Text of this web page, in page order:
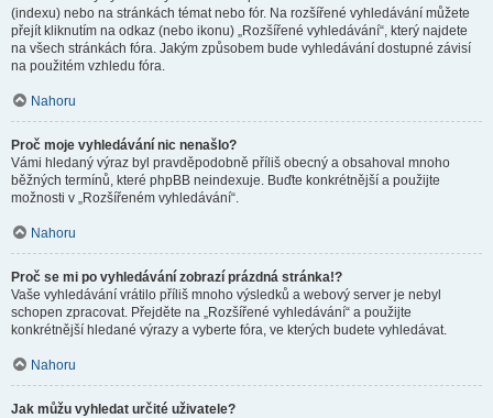
(indexu) nebo na stránkách témat nebo fór. Na rozšířené vyhledávání můžete
přejít kliknutím na odkaz (nebo ikonu) „Rozšířené vyhledávání“, který najdete
na všech stránkách fóra. Jakým způsobem bude vyhledávání dostupné závisí
na použitém vzhledu fóra.
Nahoru
Proč moje vyhledávání nic nenašlo?
Vámi hledaný výraz byl pravděpodobně příliš obecný a obsahoval mnoho
běžných termínů, které phpBB neindexuje. Buďte konkrétnější a použijte
možnosti v „Rozšířeném vyhledávání“.
Nahoru
Proč se mi po vyhledávání zobrazí prázdná stránka!?
Vaše vyhledávání vrátilo příliš mnoho výsledků a webový server je nebyl
schopen zpracovat. Přejděte na „Rozšířené vyhledávání“ a použijte
konkrétnější hledané výrazy a vyberte fóra, ve kterých budete vyhledávat.
Nahoru
Jak můžu vyhledat určité uživatele?